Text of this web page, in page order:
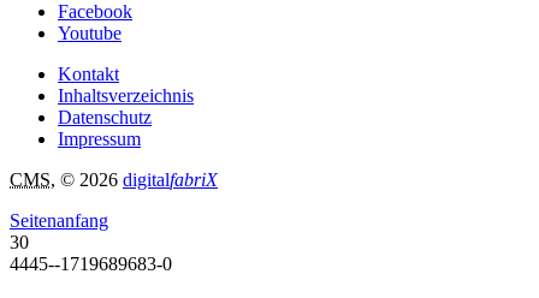
Facebook
Youtube
Kontakt
Inhaltsverzeichnis
Datenschutz
Impressum
CMS, © 2026 digitalfabriX
Seitenanfang
30
4445--1719689683-0